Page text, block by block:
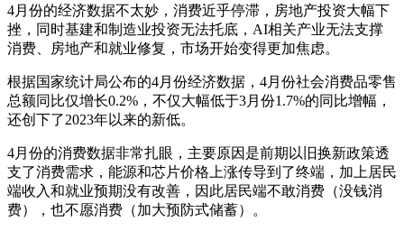
4月份的经济数据不太妙，消费近乎停滞，房地产投资大幅下
挫，同时基建和制造业投资无法托底，AI相关产业无法支撑
消费、房地产和就业修复，市场开始变得更加焦虑。
根据国家统计局公布的4月份经济数据，4月份社会消费品零售
总额同比仅增长0.2%，不仅大幅低于3月份1.7%的同比增幅，
还创下了2023年以来的新低。
4月份的消费数据非常扎眼，主要原因是前期以旧换新政策透
支了消费需求，能源和芯片价格上涨传导到了终端，加上居民
端收入和就业预期没有改善，因此居民端不敢消费（没钱消
费），也不愿消费（加大预防式储蓄）。